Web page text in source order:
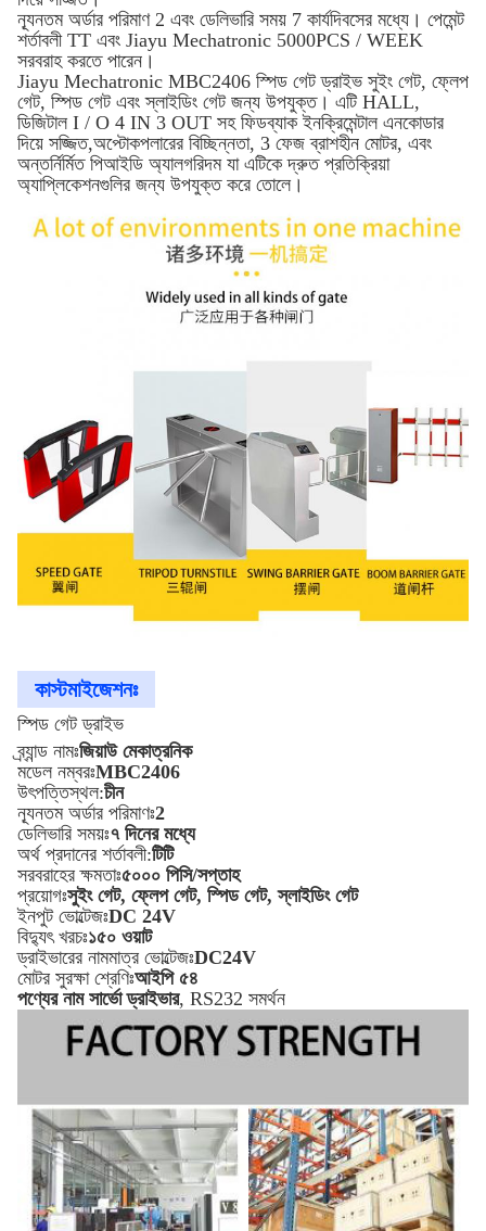
ন্যূনতম অর্ডার পরিমাণ 2 এবং ডেলিভারি সময় 7 কার্যদিবসের মধ্যে। পেমেন্ট
শর্তাবলী TT এবং Jiayu Mechatronic 5000PCS / WEEK
সরবরাহ করতে পারেন।
Jiayu Mechatronic MBC2406 স্পিড গেট ড্রাইভ সুইং গেট, ফ্লেপ
গেট, স্পিড গেট এবং স্লাইডিং গেট জন্য উপযুক্ত। এটি HALL,
ডিজিটাল I / O 4 IN 3 OUT সহ ফিডব্যাক ইনক্রিমেন্টাল এনকোডার
দিয়ে সজ্জিত,অপ্টোকপলারের বিচ্ছিন্নতা, 3 ফেজ ব্রাশহীন মোটর, এবং
অন্তর্নির্মিত পিআইডি অ্যালগরিদম যা এটিকে দ্রুত প্রতিক্রিয়া
অ্যাপ্লিকেশনগুলির জন্য উপযুক্ত করে তোলে।
কাস্টমাইজেশনঃ
স্পিড গেট ড্রাইভ
ব্র্যান্ড নামঃজিয়াউ মেকাত্রনিক
মডেল নম্বরঃMBC2406
উৎপত্তিস্থল:চীন
ন্যূনতম অর্ডার পরিমাণঃ2
ডেলিভারি সময়ঃ৭ দিনের মধ্যে
অর্থ প্রদানের শর্তাবলী:টিটি
সরবরাহের ক্ষমতাঃ৫০০০ পিসি/সপ্তাহ
প্রয়োগঃসুইং গেট, ফ্লেপ গেট, স্পিড গেট, স্লাইডিং গেট
ইনপুট ভোল্টেজঃDC 24V
বিদ্যুৎ খরচঃ১৫০ ওয়াট
ড্রাইভারের নামমাত্র ভোল্টেজঃDC24V
মোটর সুরক্ষা শ্রেণিঃআইপি ৫৪
পণ্যের নাম সার্ভো ড্রাইভার, RS232 সমর্থন